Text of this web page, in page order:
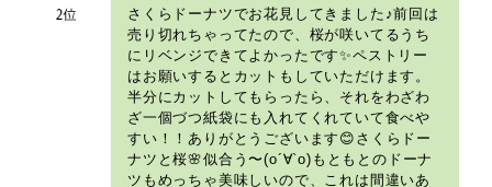
さくらドーナツでお花見してきました♪前回は
売り切れちゃってたので、桜が咲いてるうち
にリベンジできてよかったです✨ペストリー
はお願いするとカットもしていただけます。
半分にカットしてもらったら、それをわざわ
ざ一個づつ紙袋にも入れてくれていて食べや
すい！！ありがとうございます😊さくらドー
ナツと桜🌸似合う〜(о´∀`о)もともとのドーナ
ツもめっちゃ美味しいので、これは間違いあ